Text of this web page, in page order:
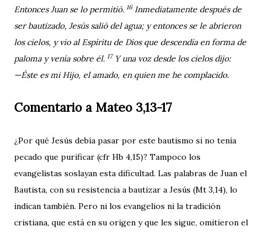
Entonces Juan se lo permitió. 16Inmediatamente después de
ser bautizado, Jesús salió del agua; y entonces se le abrieron
los cielos, y vio al Espíritu de Dios que descendía en forma de
paloma y venía sobre él. 17Y una voz desde los cielos dijo:
—Éste es mi Hijo, el amado, en quien me he complacido.
Comentario a Mateo 3,13-17
¿Por qué Jesús debía pasar por este bautismo si no tenía
pecado que purificar (cfr Hb 4,15)? Tampoco los
evangelistas soslayan esta dificultad. Las palabras de Juan el
Bautista, con su resistencia a bautizar a Jesús (Mt 3,14), lo
indican también. Pero ni los evangelios ni la tradición
cristiana, que está en su origen y que les sigue, omitieron el